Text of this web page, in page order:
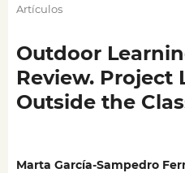
Artículos
Outdoor
Review. Project
Outside the
Marta García-Sampedro